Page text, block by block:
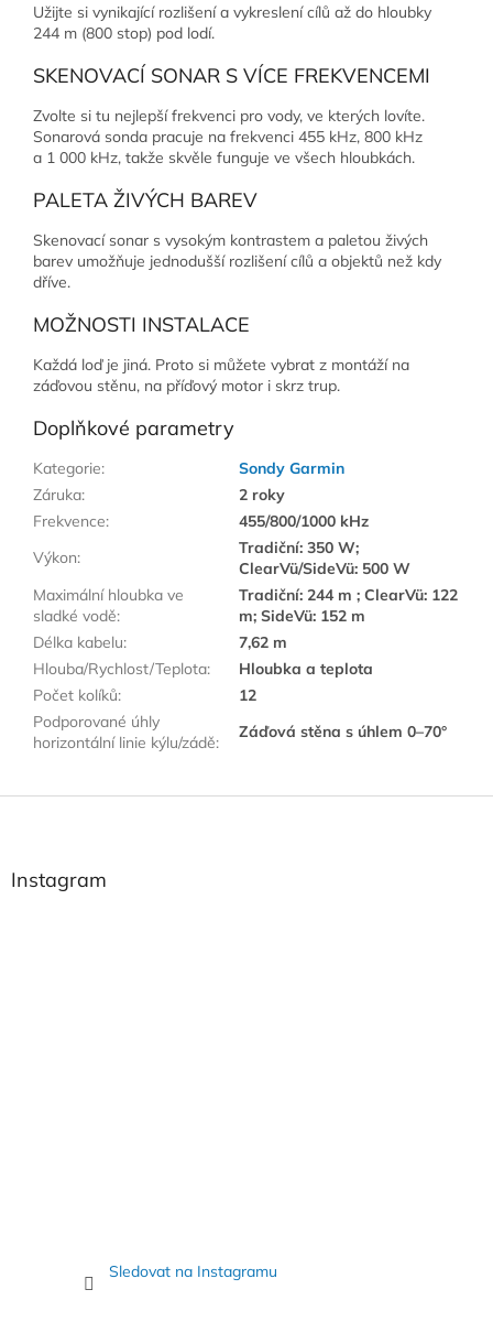
Užijte si vynikající rozlišení a vykreslení cílů až do hloubky
244 m (800 stop) pod lodí.
SKENOVACÍ SONAR S VÍCE FREKVENCEMI
Zvolte si tu nejlepší frekvenci pro vody, ve kterých lovíte.
Sonarová sonda pracuje na frekvenci 455 kHz, 800 kHz
a 1 000 kHz, takže skvěle funguje ve všech hloubkách.
PALETA ŽIVÝCH BAREV
Skenovací sonar s vysokým kontrastem a paletou živých
barev umožňuje jednodušší rozlišení cílů a objektů než kdy
dříve.
MOŽNOSTI INSTALACE
Každá loď je jiná. Proto si můžete vybrat z montáží na
záďovou stěnu, na příďový motor i skrz trup.
Doplňkové parametry
Kategorie:
Sondy Garmin
Záruka:
2 roky
Frekvence:
455/800/1000 kHz
Výkon:
Tradiční: 350 W;
ClearVü/SideVü: 500 W
Maximální hloubka ve
sladké vodě:
Tradiční: 244 m ; ClearVü: 122
m; SideVü: 152 m
Délka kabelu:
7,62 m
Hlouba/Rychlost/Teplota:
Hloubka a teplota
Počet kolíků:
12
Podporované úhly
horizontální linie kýlu/zádě:
Záďová stěna s úhlem 0–70°
Z
Instagram
Sledovat na Instagramu